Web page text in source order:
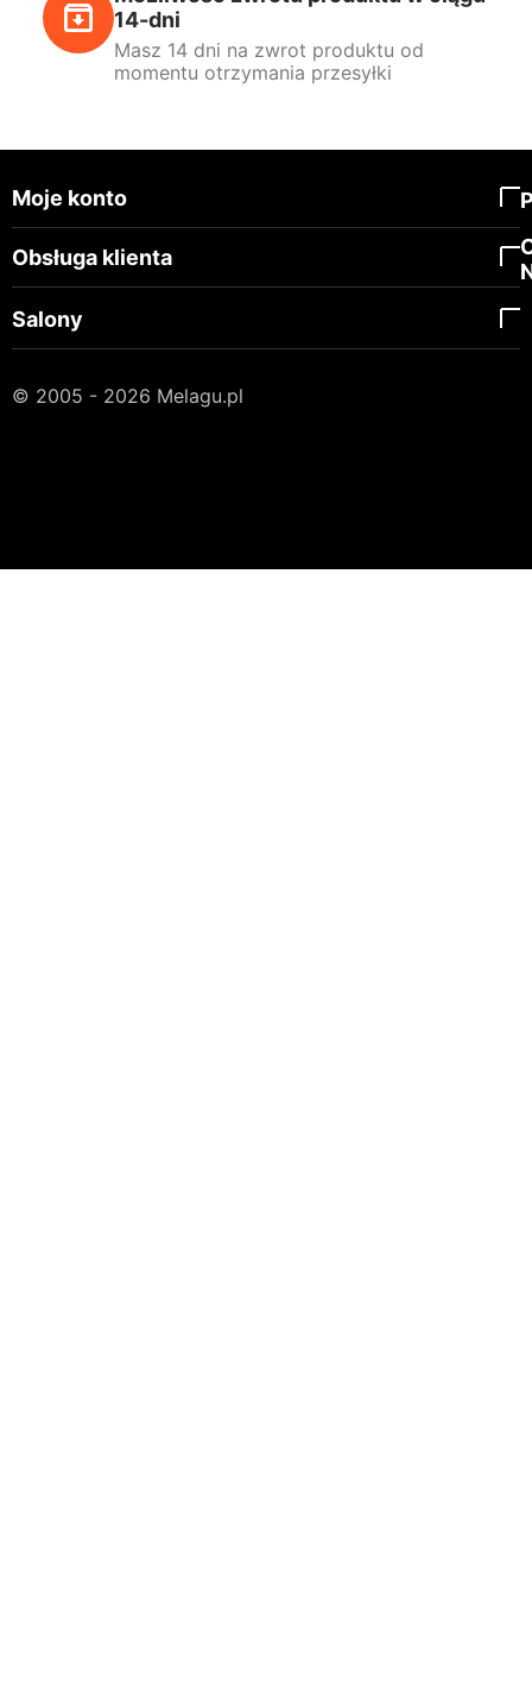
14-dni
Masz 14 dni na zwrot produktu od
momentu otrzymania przesyłki
Moje konto
Obsługa klienta
Salony
© 2005 - 2026 Melagu.pl